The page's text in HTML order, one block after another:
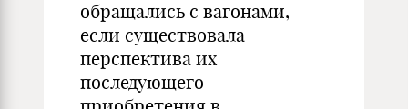
обращались с вагонами,
если существовала
перспектива их
последующего